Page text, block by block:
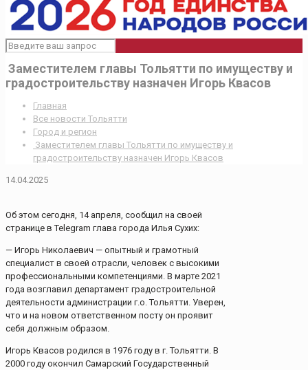
Заместителем главы Тольятти по имуществу и
градостроительству назначен Игорь Квасов
Главная
Все новости Тольятти
Город и регион
Заместителем главы Тольятти по имуществу и
градостроительству назначен Игорь Квасов
14.04.2025
Об этом сегодня, 14 апреля, сообщил на своей
странице в Telegram глава города Илья Сухих:
— Игорь Николаевич — опытный и грамотный
специалист в своей отрасли, человек с высокими
профессиональными компетенциями. В марте 2021
года возглавил департамент градостроительной
деятельности администрации г.о. Тольятти. Уверен,
что и на новом ответственном посту он проявит
себя должным образом.
Игорь Квасов родился в 1976 году в г. Тольятти. В
2000 году окончил Самарский Государственный